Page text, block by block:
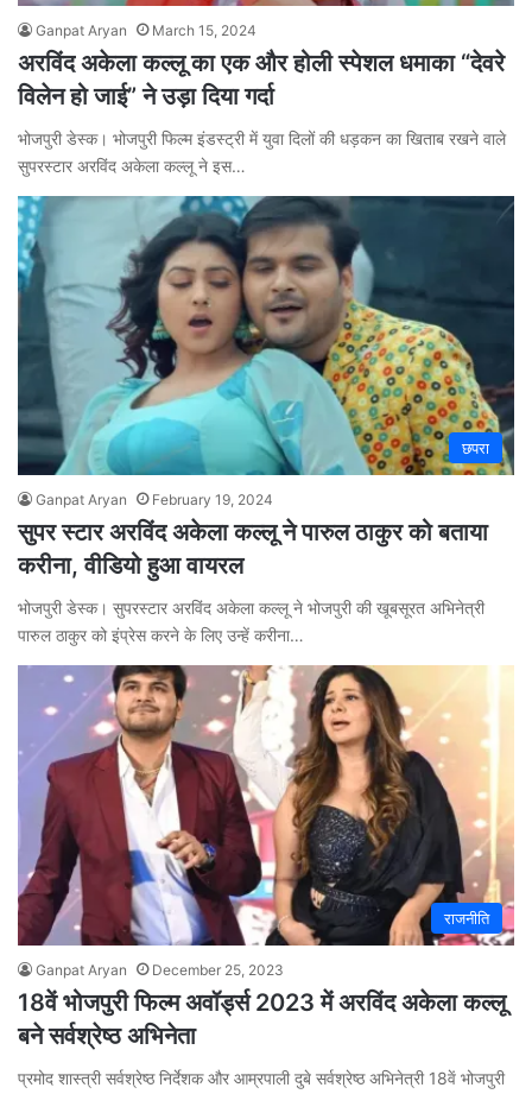
Ganpat Aryan March 15, 2024
अरविंद अकेला कल्लू का एक और होली स्पेशल धमाका “देवरे
विलेन हो जाई” ने उड़ा दिया गर्दा
भोजपुरी डेस्क। भोजपुरी फिल्म इंडस्ट्री में युवा दिलों की धड़कन का खिताब रखने वाले
सुपरस्टार अरविंद अकेला कल्लू ने इस…
छपरा
Ganpat Aryan February 19, 2024
सुपर स्टार अरविंद अकेला कल्लू ने पारुल ठाकुर को बताया
करीना, वीडियो हुआ वायरल
भोजपुरी डेस्क। सुपरस्टार अरविंद अकेला कल्लू ने भोजपुरी की खूबसूरत अभिनेत्री
पारुल ठाकुर को इंप्रेस करने के लिए उन्हें करीना…
राजनीति
Ganpat Aryan December 25, 2023
18वें भोजपुरी फिल्म अवॉर्ड्स 2023 में अरविंद अकेला कल्लू
बने सर्वश्रेष्ठ अभिनेता
प्रमोद शास्त्री सर्वश्रेष्ठ निर्देशक और आम्रपाली दुबे सर्वश्रेष्ठ अभिनेत्री 18वें भोजपुरी